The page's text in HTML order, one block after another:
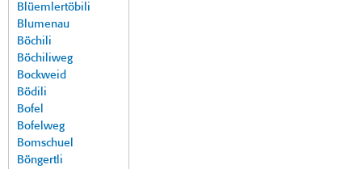
Blüemlertöbili
Blumenau
Böchili
Böchiliweg
Bockweid
Bödili
Bofel
Bofelweg
Bomschuel
Böngertli